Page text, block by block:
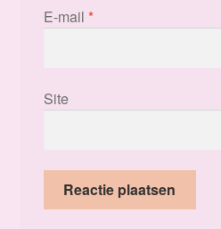
E-mail *
Site